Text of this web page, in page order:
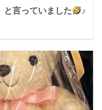
と言っていました
♪